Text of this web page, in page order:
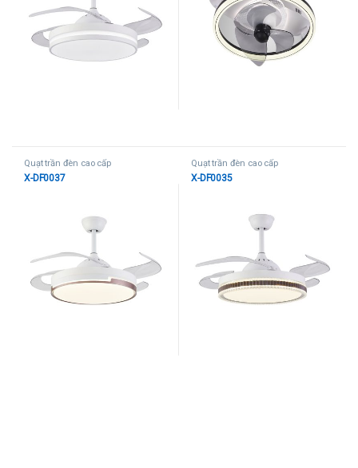
Quạt trần đèn cao cấp
X-DF0037
Quạt trần đèn cao cấp
X-DF0035